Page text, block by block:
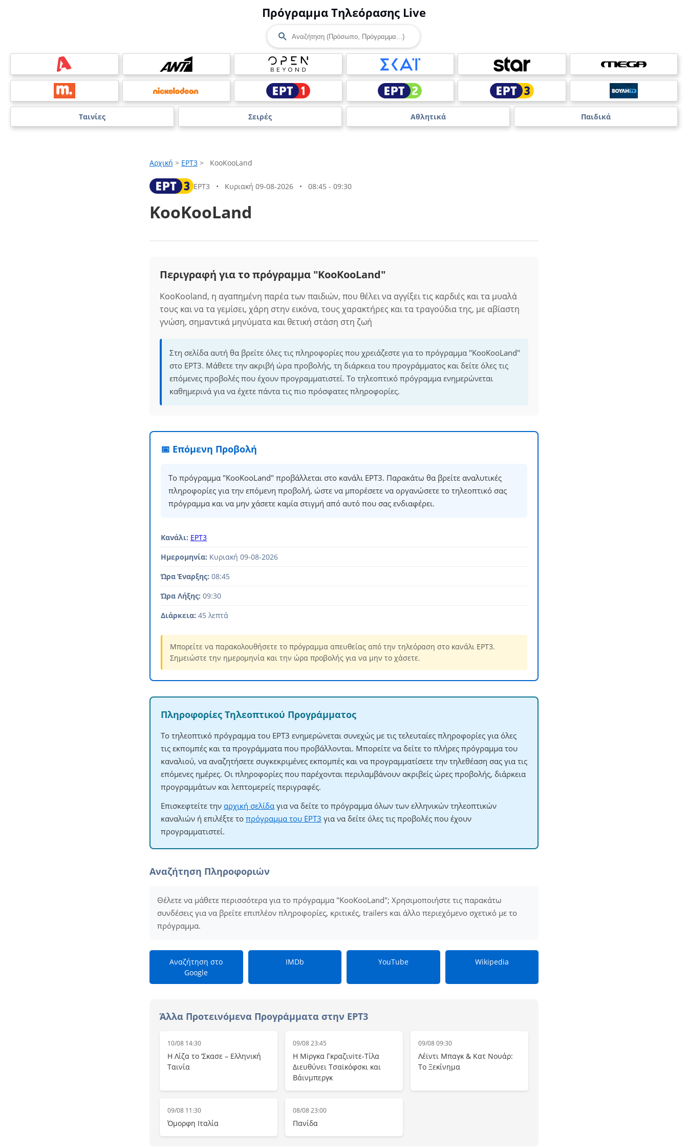
Πρόγραμμα Τηλεόρασης Live
Ταινίες Σειρές Αθλητικά Παιδικά
Αρχική > ΕΡΤ3 > KooKooLand
ΕΡΤ3 • Κυριακή 09-08-2026 • 08:45 - 09:30
KooKooLand
Περιγραφή για το πρόγραμμα "KooKooLand"
ΚοοΚοοland, η αγαπημένη παρέα των παιδιών, που θέλει να αγγίξει τις καρδιές και τα μυαλά
τους και να τα γεμίσει, χάρη στην εικόνα, τους χαρακτήρες και τα τραγούδια της, με αβίαστη
γνώση, σημαντικά μηνύματα και θετική στάση στη ζωή
Στη σελίδα αυτή θα βρείτε όλες τις πληροφορίες που χρειάζεστε για το πρόγραμμα "KooKooLand"
στο ΕΡΤ3. Μάθετε την ακριβή ώρα προβολής, τη διάρκεια του προγράμματος και δείτε όλες τις
επόμενες προβολές που έχουν προγραμματιστεί. Το τηλεοπτικό πρόγραμμα ενημερώνεται
καθημερινά για να έχετε πάντα τις πιο πρόσφατες πληροφορίες.
📅 Επόμενη Προβολή
Το πρόγραμμα "KooKooLand" προβάλλεται στο κανάλι ΕΡΤ3. Παρακάτω θα βρείτε αναλυτικές
πληροφορίες για την επόμενη προβολή, ώστε να μπορέσετε να οργανώσετε το τηλεοπτικό σας
πρόγραμμα και να μην χάσετε καμία στιγμή από αυτό που σας ενδιαφέρει.
Κανάλι: ΕΡΤ3
Ημερομηνία: Κυριακή 09-08-2026
Ώρα Έναρξης: 08:45
Ώρα Λήξης: 09:30
Διάρκεια: 45 λεπτά
Μπορείτε να παρακολουθήσετε το πρόγραμμα απευθείας από την τηλεόραση στο κανάλι ΕΡΤ3.
Σημειώστε την ημερομηνία και την ώρα προβολής για να μην το χάσετε.
Πληροφορίες Τηλεοπτικού Προγράμματος
Το τηλεοπτικό πρόγραμμα του ΕΡΤ3 ενημερώνεται συνεχώς με τις τελευταίες πληροφορίες για όλες
τις εκπομπές και τα προγράμματα που προβάλλονται. Μπορείτε να δείτε το πλήρες πρόγραμμα του
καναλιού, να αναζητήσετε συγκεκριμένες εκπομπές και να προγραμματίσετε την τηλεθέαση σας για τις
επόμενες ημέρες. Οι πληροφορίες που παρέχονται περιλαμβάνουν ακριβείς ώρες προβολής, διάρκεια
προγραμμάτων και λεπτομερείς περιγραφές.
Επισκεφτείτε την αρχική σελίδα για να δείτε το πρόγραμμα όλων των ελληνικών τηλεοπτικών
καναλιών ή επιλέξτε το πρόγραμμα του ΕΡΤ3 για να δείτε όλες τις προβολές που έχουν
προγραμματιστεί.
Αναζήτηση Πληροφοριών
Θέλετε να μάθετε περισσότερα για το πρόγραμμα "KooKooLand"; Χρησιμοποιήστε τις παρακάτω
συνδέσεις για να βρείτε επιπλέον πληροφορίες, κριτικές, trailers και άλλο περιεχόμενο σχετικό με το
πρόγραμμα.
Αναζήτηση στο
Google
IMDb YouTube Wikipedia
Άλλα Προτεινόμενα Προγράμματα στην ΕΡΤ3
10/08 14:30
Η Λίζα το ‘Σκασε – Ελληνική
Ταινία
09/08 23:45
Η Μiργκα Γκραζινiτε-Τίλα
Διευθύνει Τσαϊκόφσκι και
Βάινμπεργκ
09/08 09:30
Λέϊντι Μπαγκ & Κατ Νουάρ:
Το Ξεκίνημα
09/08 11:30
Όμορφη Ιταλία
08/08 23:00
Πανίδα